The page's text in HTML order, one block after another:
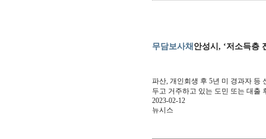
무담보사채안성시, ‘저소득층
파산, 개인회생 후 5년 미 경과자 등
두고 거주하고 있는 도민 또는 대출
2023-02-12
뉴시스